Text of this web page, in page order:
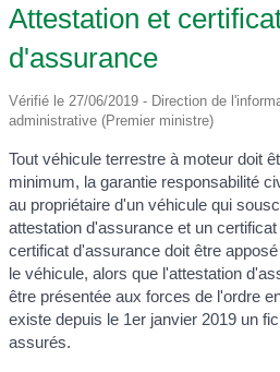
Attestation et
d'assurance
Vérifié le 27/06/2019 - Direction de
administrative (Premier ministre)
Tout véhicule terrestre à moteur doit
minimum, la garantie responsabilité
au propriétaire d'un véhicule qui
attestation d'assurance et un
certificat d'assurance doit être
le véhicule, alors que l'attestation
être présentée aux forces de l'ordre
existe depuis le 1er janvier 2019 un
assurés.